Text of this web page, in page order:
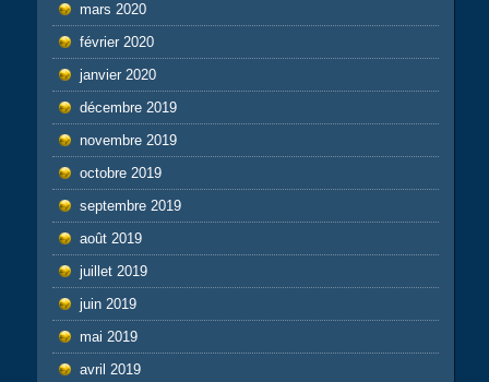
mars 2020
février 2020
janvier 2020
décembre 2019
novembre 2019
octobre 2019
septembre 2019
août 2019
juillet 2019
juin 2019
mai 2019
avril 2019